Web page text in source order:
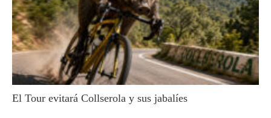
El Tour evitará Collserola y sus jabalíes